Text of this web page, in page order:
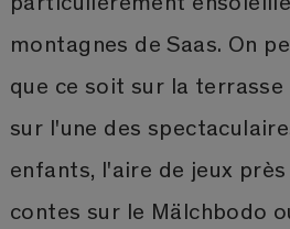
montagnes de Saas. On
que ce soit sur la
sur l'une des
enfants, l'aire de jeux
contes sur le Mälchbodo